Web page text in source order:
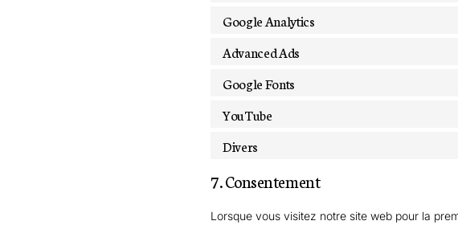
Google Analytics
Advanced Ads
Google Fonts
YouTube
Divers
7. Consentement
Lorsque vous visitez notre site web pour la